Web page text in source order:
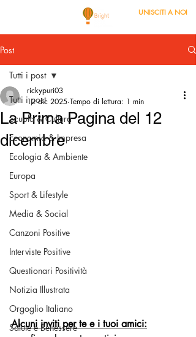
UNISCITI A NOI
Post
Tutti i post
Scuola & Cultura
Economia & Impresa
Ecologia & Ambiente
Europa
Sport & Lifestyle
Media & Social
Canzoni Positive
Interviste Positive
Questionari Positività
Notizia Illustrata
Orgoglio Italiano
Salute e Benessere
Tutti i post
La Prima Pagina del 12
dicembre
rickypuri03
12 dic 2025 Tempo di lettura: 1 min
Alcuni inviti per te e i tuoi amici: